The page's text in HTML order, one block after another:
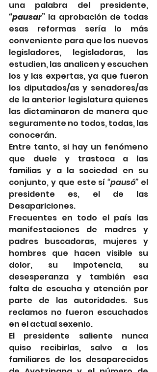
“pausar” la aprobación de todas
esas reformas sería lo más
conveniente para que los nuevos
legisladores, legisladoras, las
estudien, las analicen y escuchen
los y las expertas, ya que fueron
los diputados/as y senadores/as
de la anterior legislatura quienes
las dictaminaron de manera que
seguramente no todos, todas, las
conocerán.
Entre tanto, si hay un fenómeno
que duele y trastoca a las
familias y a la sociedad en su
conjunto, y que este sí “pausó” el
presidente es, el de las
Desapariciones.
Frecuentes en todo el país las
manifestaciones de madres y
padres buscadoras, mujeres y
hombres que hacen visible su
dolor, su impotencia, su
desesperanza y también esa
falta de escucha y atención por
parte de las autoridades. Sus
reclamos no fueron escuchados
en el actual sexenio.
El presidente saliente nunca
quiso recibirlas, salvo a los
familiares de los desaparecidos